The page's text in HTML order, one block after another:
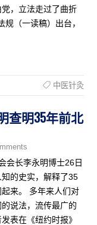
，立法走过了曲折
（一读稿）出台，
中医针灸
查明35年前北
会长李永明博士26日
的史实，解释了35
来。 多年来人们对
说法，流传最广的
表在《纽约时报》